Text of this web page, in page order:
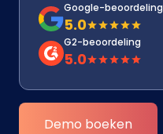
Google-beoordeling
5.0
G2-beoordeling
5.0
Demo boeken